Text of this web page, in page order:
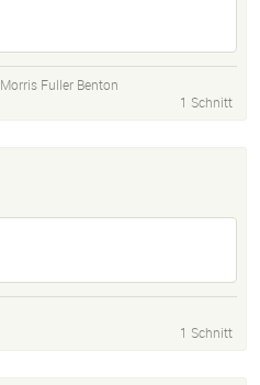
Morris Fuller Benton
1 Schnitt
1 Schnitt